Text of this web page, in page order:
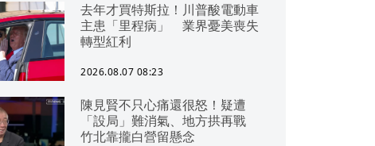
去年才買特斯拉！川普酸電動車
主患「里程病」 業界憂美喪失
轉型紅利
2026.08.07 08:23
陳見賢不只心痛還很怒！疑遭
「設局」難消氣、地方拱再戰
竹北靠攏白營留懸念